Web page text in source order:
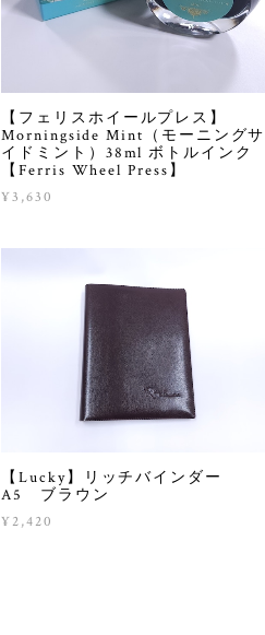
【フェリスホイールプレス】
Morningside Mint（モーニングサ
イドミント）38ml ボトルインク
【Ferris Wheel Press】
¥3,630
【Lucky】リッチバインダー
A5 ブラウン
¥2,420